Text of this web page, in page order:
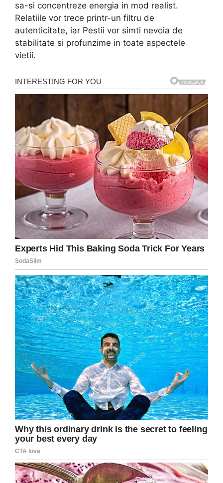
sa-si concentreze energia in mod realist.
Relatiile vor trece printr-un filtru de
autenticitate, iar Pestii vor simti nevoia de
stabilitate si profunzime in toate aspectele
vietii.